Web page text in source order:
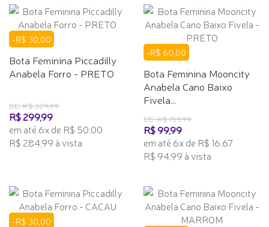
-R$ 30,00
Bota Feminina Piccadilly
Anabela Forro - PRETO
DE: R$ 329,99
R$ 299,99
em até 6x de R$ 50,00
R$ 284,99 à vista
-R$ 60,00
Bota Feminina Mooncity
Anabela Cano Baixo
Fivela...
DE: R$ 159,99
R$ 99,99
em até 6x de R$ 16,67
R$ 94,99 à vista
-R$ 30,00